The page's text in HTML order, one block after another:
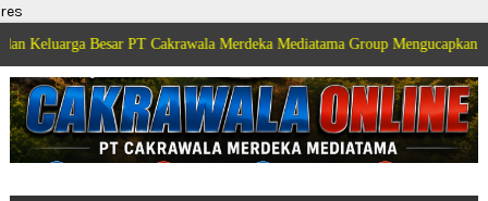
res
Besar PT Cakrawala Merdeka Mediatama Group Mengucapkan Selamat